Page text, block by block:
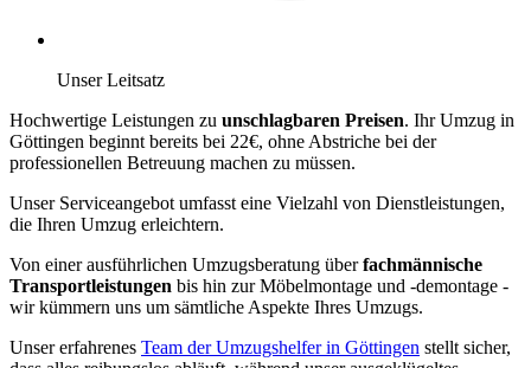
Unser Leitsatz
Hochwertige Leistungen zu unschlagbaren Preisen. Ihr Umzug in
Göttingen beginnt bereits bei 22€, ohne Abstriche bei der
professionellen Betreuung machen zu müssen.
Unser Serviceangebot umfasst eine Vielzahl von Dienstleistungen,
die Ihren Umzug erleichtern.
Von einer ausführlichen Umzugsberatung überfachmännische
Transportleistungen bis hin zur Möbelmontage und -demontage -
wir kümmern uns um sämtliche Aspekte Ihres Umzugs.
Unser erfahrenes Team der Umzugshelfer in Göttingen stellt sicher,